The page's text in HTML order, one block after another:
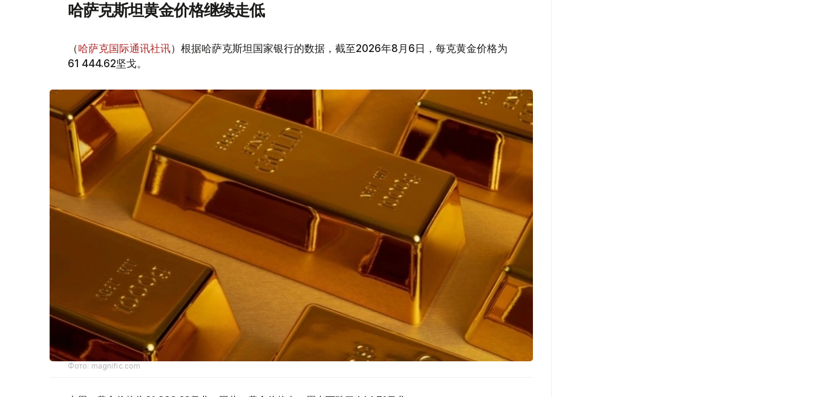
哈萨克斯坦黄金价格继续走低
（哈萨克国际通讯社讯）根据哈萨克斯坦国家银行的数据，截至2026年8月6日，每克黄金价格为
61 444.62坚戈。
Фото: magnific.com